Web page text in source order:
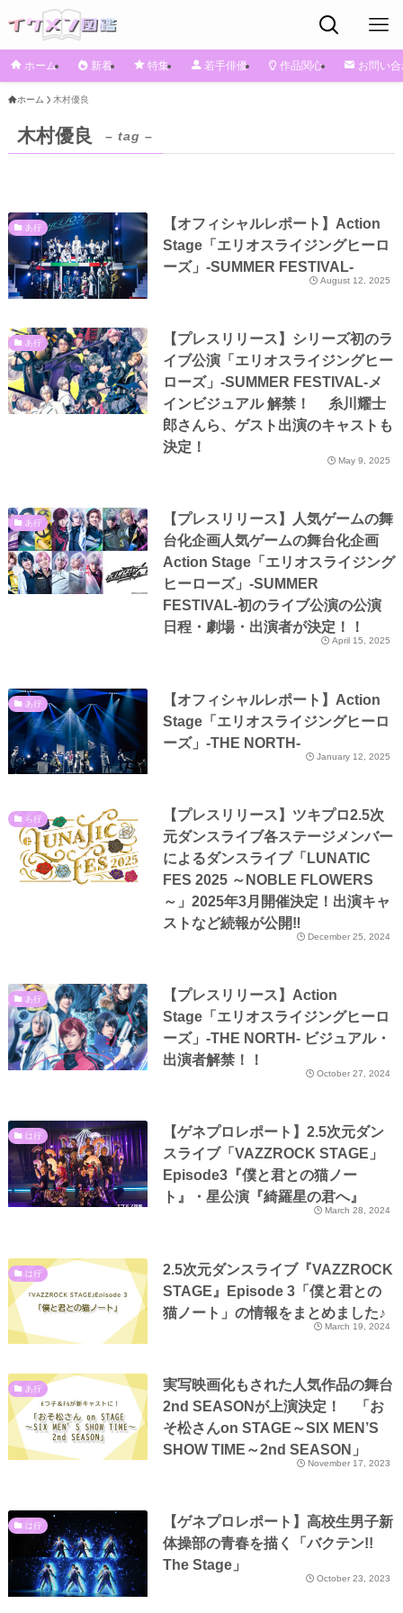
ホーム 新着 特集 若手俳優 作品関心 お問い
ホーム 木村優良
木村優良 – tag –
あ行
【オフィシャルレポート】Action
Stage「エリオスライジングヒーロ
ーズ」-SUMMER FESTIVAL-
August 12, 2025
あ行
【プレスリリース】シリーズ初のラ
イブ公演「エリオスライジングヒー
ローズ」-SUMMER FESTIVAL-メ
インビジュアル 解禁！ 糸川耀士
郎さんら、ゲスト出演のキャストも
決定！
May 9, 2025
あ行
【プレスリリース】人気ゲームの舞
台化企画人気ゲームの舞台化企画
Action Stage「エリオスライジング
ヒーローズ」-SUMMER
FESTIVAL-初のライブ公演の公演
日程・劇場・出演者が決定！！
April 15, 2025
あ行
【オフィシャルレポート】Action
Stage「エリオスライジングヒーロ
ーズ」-THE NORTH-
January 12, 2025
ら行
【プレスリリース】ツキプロ2.5次
元ダンスライブ各ステージメンバー
によるダンスライブ「LUNATIC
FES 2025 ～NOBLE FLOWERS
～」2025年3月開催決定！出演キャ
ストなど続報が公開‼
December 25, 2024
あ行
【プレスリリース】Action
Stage「エリオスライジングヒーロ
ーズ」-THE NORTH- ビジュアル・
出演者解禁！！
October 27, 2024
は行
【ゲネプロレポート】2.5次元ダン
スライブ「VAZZROCK STAGE」
Episode3『僕と君との猫ノー
ト』・星公演『綺羅星の君へ』
March 28, 2024
は行
2.5次元ダンスライブ『VAZZROCK
STAGE』Episode 3「僕と君との
猫ノート」の情報をまとめました♪
March 19, 2024
あ行
実写映画化もされた人気作品の舞台
2nd SEASONが上演決定！ 「お
そ松さんon STAGE～SIX MEN’S
SHOW TIME～2nd SEASON」
November 17, 2023
は行
【ゲネプロレポート】高校生男⼦新
体操部の⻘春を描く「バクテン!!
The Stage」
October 23, 2023